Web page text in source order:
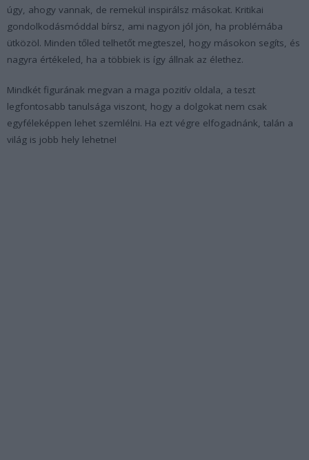
úgy, ahogy vannak, de remekül inspirálsz másokat. Kritikai
gondolkodásmóddal bírsz, ami nagyon jól jön, ha problémába
ütközöl. Minden tőled telhetőt megteszel, hogy másokon segíts, és
nagyra értékeled, ha a többiek is így állnak az élethez.
Mindkét figurának megvan a maga pozitív oldala, a teszt
legfontosabb tanulsága viszont, hogy a dolgokat nem csak
egyféleképpen lehet szemlélni. Ha ezt végre elfogadnánk, talán a
világ is jobb hely lehetne!